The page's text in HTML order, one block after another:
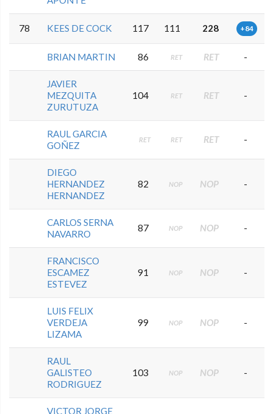
78 KEES DE COCK 117 111 228 +84
BRIAN MARTIN 86 RET RET -
JAVIER
MEZQUITA
ZURUTUZA
104 RET RET -
RAUL GARCIA
GOÑEZ
RET RET RET -
DIEGO
HERNANDEZ
HERNANDEZ
82 NOP NOP -
CARLOS SERNA
NAVARRO
87 NOP NOP -
FRANCISCO
ESCAMEZ
ESTEVEZ
91 NOP NOP -
LUIS FELIX
VERDEJA
LIZAMA
99 NOP NOP -
RAUL
GALISTEO
RODRIGUEZ
103 NOP NOP -
VICTOR JORGE